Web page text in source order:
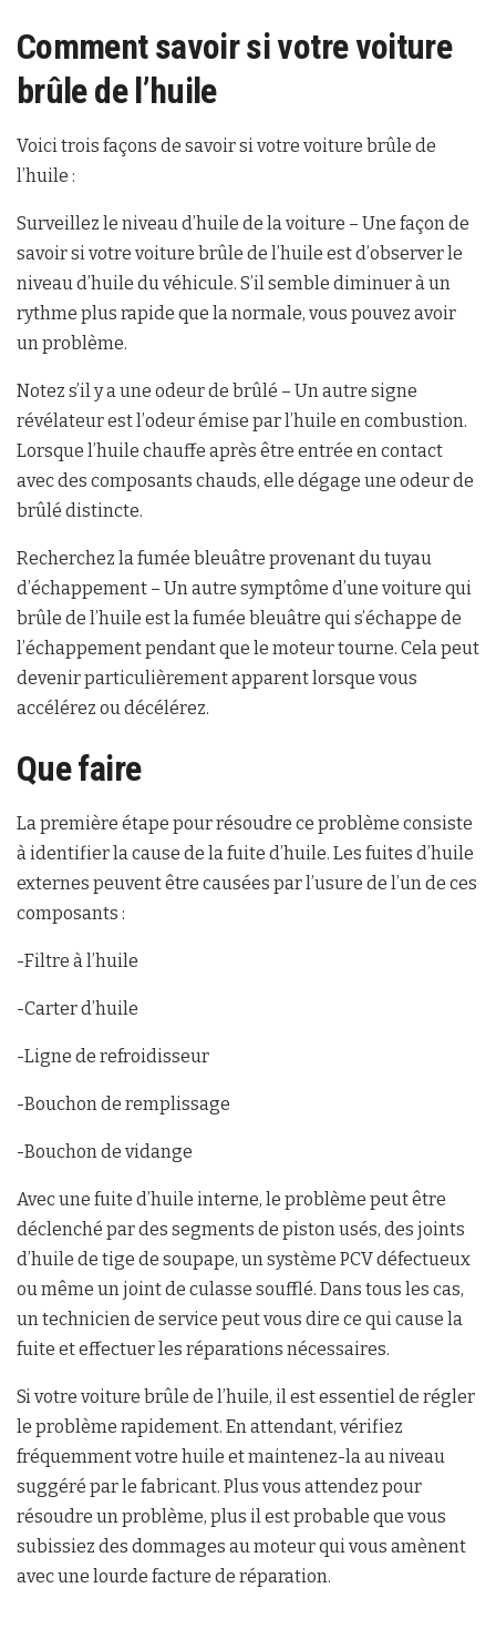
Comment savoir si votre voiture
brûle de l’huile
Voici trois façons de savoir si votre voiture brûle de
l’huile :
Surveillez le niveau d’huile de la voiture – Une façon de
savoir si votre voiture brûle de l’huile est d’observer le
niveau d’huile du véhicule. S’il semble diminuer à un
rythme plus rapide que la normale, vous pouvez avoir
un problème.
Notez s’il y a une odeur de brûlé – Un autre signe
révélateur est l’odeur émise par l’huile en combustion.
Lorsque l’huile chauffe après être entrée en contact
avec des composants chauds, elle dégage une odeur de
brûlé distincte.
Recherchez la fumée bleuâtre provenant du tuyau
d’échappement – Un autre symptôme d’une voiture qui
brûle de l’huile est la fumée bleuâtre qui s’échappe de
l’échappement pendant que le moteur tourne. Cela peut
devenir particulièrement apparent lorsque vous
accélérez ou décélérez.
Que faire
La première étape pour résoudre ce problème consiste
à identifier la cause de la fuite d’huile. Les fuites d’huile
externes peuvent être causées par l’usure de l’un de ces
composants :
-Filtre à l’huile
-Carter d’huile
-Ligne de refroidisseur
-Bouchon de remplissage
-Bouchon de vidange
Avec une fuite d’huile interne, le problème peut être
déclenché par des segments de piston usés, des joints
d’huile de tige de soupape, un système PCV défectueux
ou même un joint de culasse soufflé. Dans tous les cas,
un technicien de service peut vous dire ce qui cause la
fuite et effectuer les réparations nécessaires.
Si votre voiture brûle de l’huile, il est essentiel de régler
le problème rapidement. En attendant, vérifiez
fréquemment votre huile et maintenez-la au niveau
suggéré par le fabricant. Plus vous attendez pour
résoudre un problème, plus il est probable que vous
subissiez des dommages au moteur qui vous amènent
avec une lourde facture de réparation.